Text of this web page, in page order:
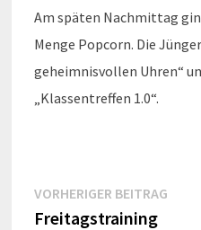
Am späten Nachmittag
Menge Popcorn. Die
geheimnisvollen Uhren“
„Klassentreffen 1.0“.
VORHERIGER BEITRAG
Freitagstraining